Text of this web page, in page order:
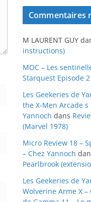
c
v
e
s
Commentaires
M LAURENT GUY
instructions)
MOC – Les
Starquest Episode 2
Les Geekeries de
the X-Men Arcade s
Yannoch dans
(Marvel 1978)
Micro Review 18 –
– Chez Yannoch
Pearlbrook
Les Geekeries de
Wolverine Arme X –